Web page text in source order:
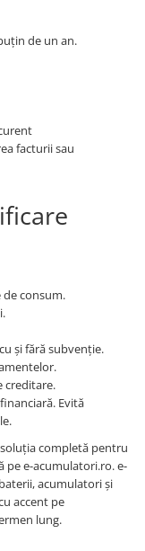
de un an.
facturii sau
de consum.
și fără subvenție.
creditare.
Evită
completă pentru
pe e-acumulatori.ro. e-
acumulatori și
accent pe
lung.